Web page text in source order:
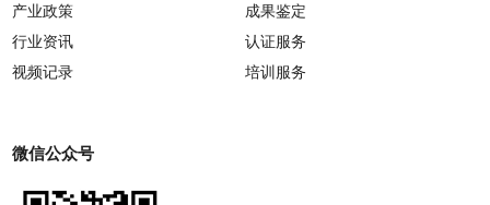
产业政策
行业资讯
视频记录
成果鉴定
认证服务
培训服务
微信公众号